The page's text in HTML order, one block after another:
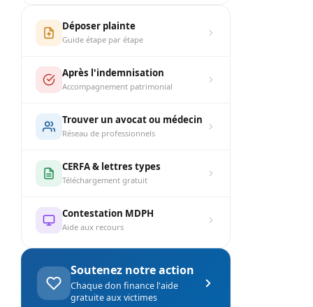
Déposer plainte
Guide étape par étape
Après l'indemnisation
Accompagnement patrimonial
Trouver un avocat ou médecin
Réseau de professionnels
CERFA & lettres types
Téléchargement gratuit
Contestation MDPH
Aide aux recours
Soutenez notre action
Chaque don finance l'aide
gratuite aux victimes